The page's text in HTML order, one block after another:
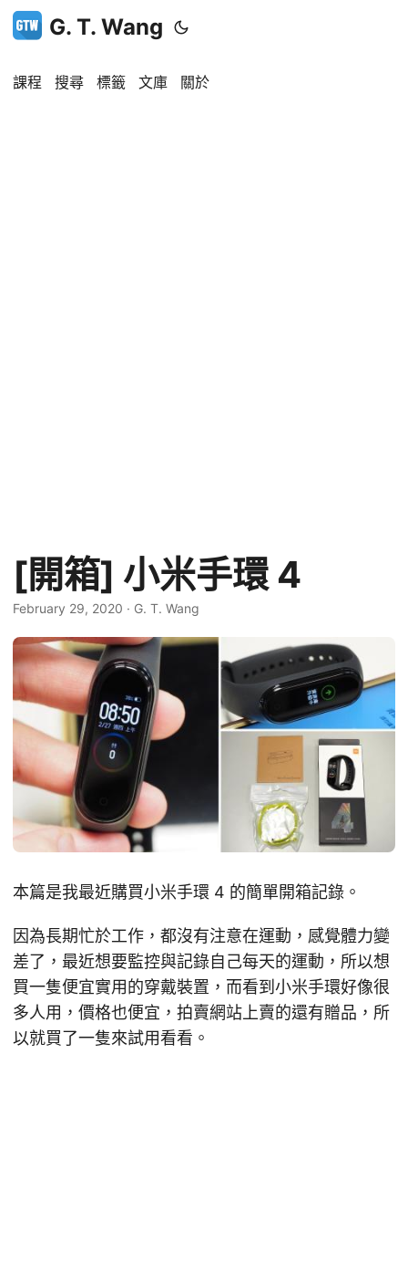
G. T. Wang
課程 搜尋 標籤 文庫 關於
[開箱] 小米手環 4
February 29, 2020 · G. T. Wang
本篇是我最近購買小米手環 4 的簡單開箱記錄。
因為長期忙於工作，都沒有注意在運動，感覺體力變
差了，最近想要監控與記錄自己每天的運動，所以想
買一隻便宜實用的穿戴裝置，而看到小米手環好像很
多人用，價格也便宜，拍賣網站上賣的還有贈品，所
以就買了一隻來試用看看。